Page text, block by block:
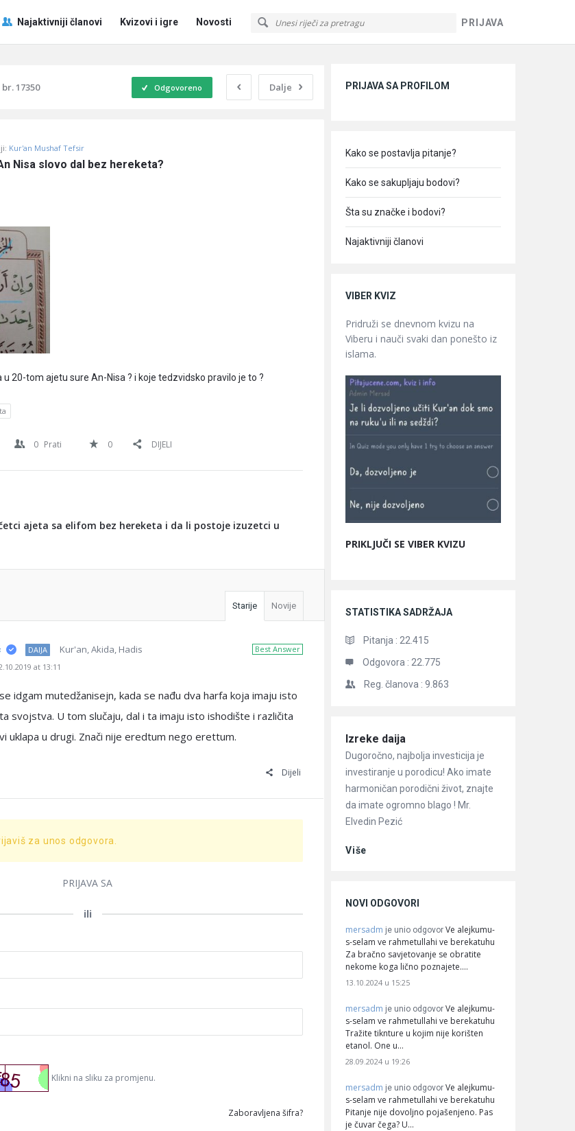
PRIJAVA
PitajNajaktivniji članovi Kvizovi i igre Novosti
17350 Dalje
Odgovoreno
Kur'an Mushaf Tefsir
Nisa slovo dal bez hereketa?
20-tom ajetu sure An-Nisa ? i koje tedzvidsko pravilo je to ?
0 Prati 0 DIJELI
ajeta sa elifom bez hereketa i da li postoje izuzetci u
Starije Novije
Best Answer
DAIJA Kur'an, Akida, Hadis
at 13:11
idgam mutedžanisejn, kada se nađu dva harfa koja imaju isto
svojstva. U tom slučaju, dal i ta imaju isto ishodište i različita
uklapa u drugi. Znači nije eredtum nego erettum.
Dijeli
za unos odgovora.
PRIJAVA SA
ili
Klikni na sliku za promjenu.
Zaboravljena šifra?
PRIJAVA SA PROFILOM
Kako se postavlja pitanje?
Kako se sakupljaju bodovi?
Šta su značke i bodovi?
Najaktivniji članovi
VIBER KVIZ
Pridruži se dnevnom kvizu na
Viberu i nauči svaki dan ponešto iz
islama.
PRIKLJUČI SE VIBER KVIZU
STATISTIKA SADRŽAJA
Pitanja : 22.415
Odgovora : 22.775
Reg. članova : 9.863
Članci
Izreke daija
Dugoročno, najbolja investicija je
investiranje u porodicu! Ako imate
harmoničan porodični život, znajte
da imate ogromno blago ! Mr.
Elvedin Pezić
Više
NOVI ODGOVORI
mersadm je unio odgovor Ve alejkumu-
s-selam ve rahmetullahi ve berekatuhu
Za bračno savjetovanje se obratite
nekome koga lično poznajete.…
13.10.2024 u 15:25
mersadm je unio odgovor Ve alejkumu-
s-selam ve rahmetullahi ve berekatuhu
Tražite tiknture u kojim nije korišten
etanol. One u…
28.09.2024 u 19:26
mersadm je unio odgovor Ve alejkumu-
s-selam ve rahmetullahi ve berekatuhu
Pitanje nije dovoljno pojašenjeno. Pas
je čuvar čega? U…